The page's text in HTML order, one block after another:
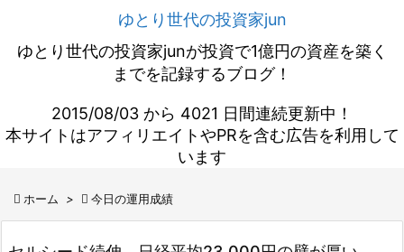
ゆとり世代の投資家jun
ゆとり世代の投資家junが投資で1億円の資産を築く
までを記録するブログ！
2015/08/03 から 4021 日間連続更新中！
本サイトはアフィリエイトやPRを含む広告を利用して
います
 ホーム >  今日の運用成績